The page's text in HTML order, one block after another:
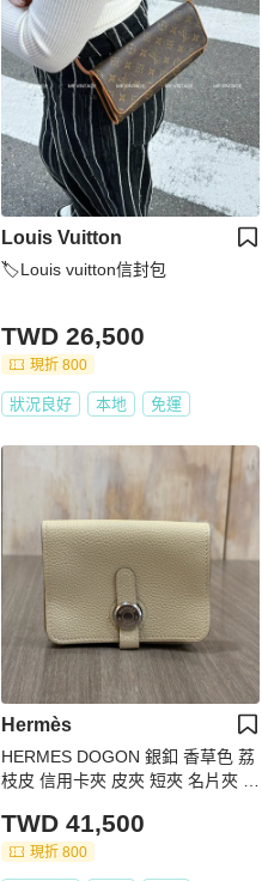
Louis Vuitton
🏷Louis vuitton信封包
TWD 26,500
現折 800
狀況良好 本地 免運
Hermès
HERMES DOGON 銀釦 香草色 荔
枝皮 信用卡夾 皮夾 短夾 名片夾 錢
TWD 41,500
現折 800